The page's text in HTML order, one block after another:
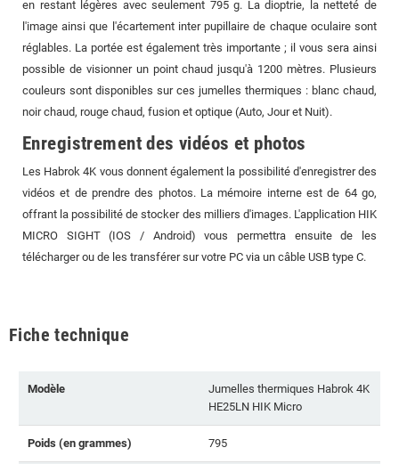
en restant légères avec seulement 795 g. La dioptrie, la netteté de
l'image ainsi que l'écartement inter pupillaire de chaque oculaire sont
réglables. La portée est également très importante ; il vous sera ainsi
possible de visionner un point chaud jusqu'à 1200 mètres. Plusieurs
couleurs sont disponibles sur ces jumelles thermiques : blanc chaud,
noir chaud, rouge chaud, fusion et optique (Auto, Jour et Nuit).
Enregistrement des vidéos et photos
Les Habrok 4K vous donnent également la possibilité d'enregistrer des
vidéos et de prendre des photos. La mémoire interne est de 64 go,
offrant la possibilité de stocker des milliers d'images. L'application HIK
MICRO SIGHT (IOS / Android) vous permettra ensuite de les
télécharger ou de les transférer sur votre PC via un câble USB type C.
Fiche technique
Modèle
Jumelles thermiques Habrok 4K
HE25LN HIK Micro
Poids (en grammes) 795